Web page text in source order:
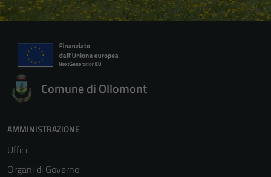
Comune di Ollomont
AMMINISTRAZIONE
Uffici
Organi di Governo